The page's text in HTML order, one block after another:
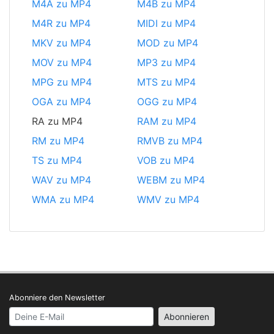
M4A zu MP4
M4B zu MP4
M4R zu MP4
MIDI zu MP4
MKV zu MP4
MOD zu MP4
MOV zu MP4
MP3 zu MP4
MPG zu MP4
MTS zu MP4
OGA zu MP4
OGG zu MP4
RA zu MP4
RAM zu MP4
RM zu MP4
RMVB zu MP4
TS zu MP4
VOB zu MP4
WAV zu MP4
WEBM zu MP4
WMA zu MP4
WMV zu MP4
Abonniere den Newsletter
Your email address Abonnieren